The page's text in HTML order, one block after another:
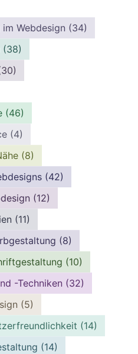
Webdesign (34)
(38)
(46)
(4)
(8)
(42)
(12)
(11)
(8)
(10)
-Techniken (32)
(5)
(14)
(14)